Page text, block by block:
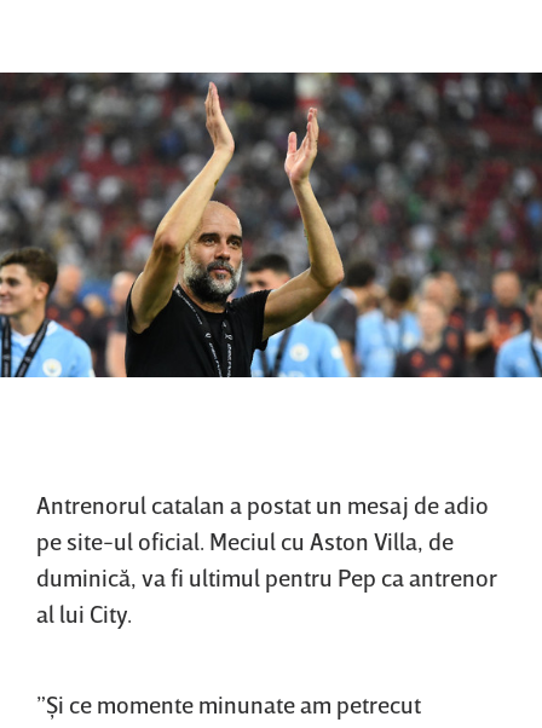
Antrenorul catalan a postat un mesaj de adio
pe site-ul oficial. Meciul cu Aston Villa, de
duminică, va fi ultimul pentru Pep ca antrenor
al lui City.
”Şi ce momente minunate am petrecut